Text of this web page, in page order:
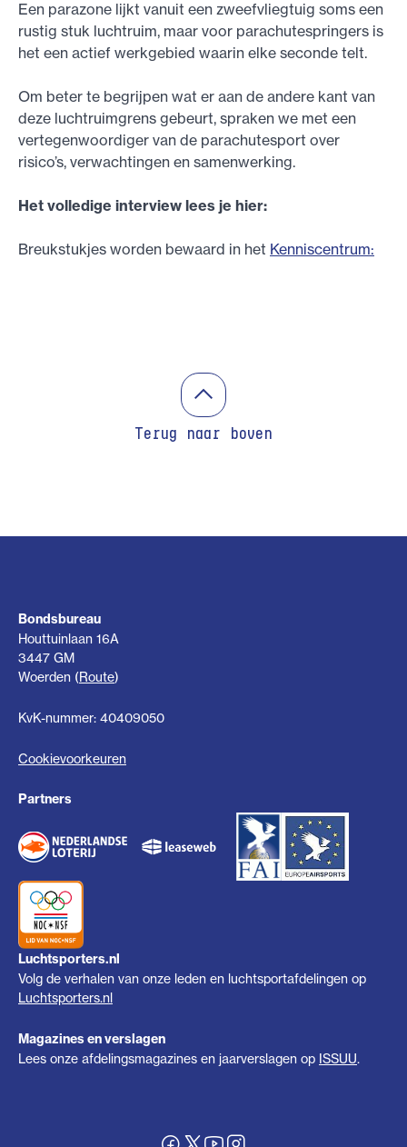
Een parazone lijkt vanuit een zweefvliegtuig soms een
rustig stuk luchtruim, maar voor parachutespringers is
het een actief werkgebied waarin elke seconde telt.
Om beter te begrijpen wat er aan de andere kant van
deze luchtruimgrens gebeurt, spraken we met een
vertegenwoordiger van de parachutesport over
risico’s, verwachtingen en samenwerking.
Het volledige interview lees je hier:
Breukstukjes worden bewaard in het Kenniscentrum:
Terug naar boven
Bondsbureau
Houttuinlaan 16A
3447 GM
Woerden (Route)
KvK-nummer: 40409050
Cookievoorkeuren
Partners
Luchtsporters.nl
Volg de verhalen van onze leden en luchtsportafdelingen op
Luchtsporters.nl
Magazines en verslagen
Lees onze afdelingsmagazines en jaarverslagen op ISSUU.